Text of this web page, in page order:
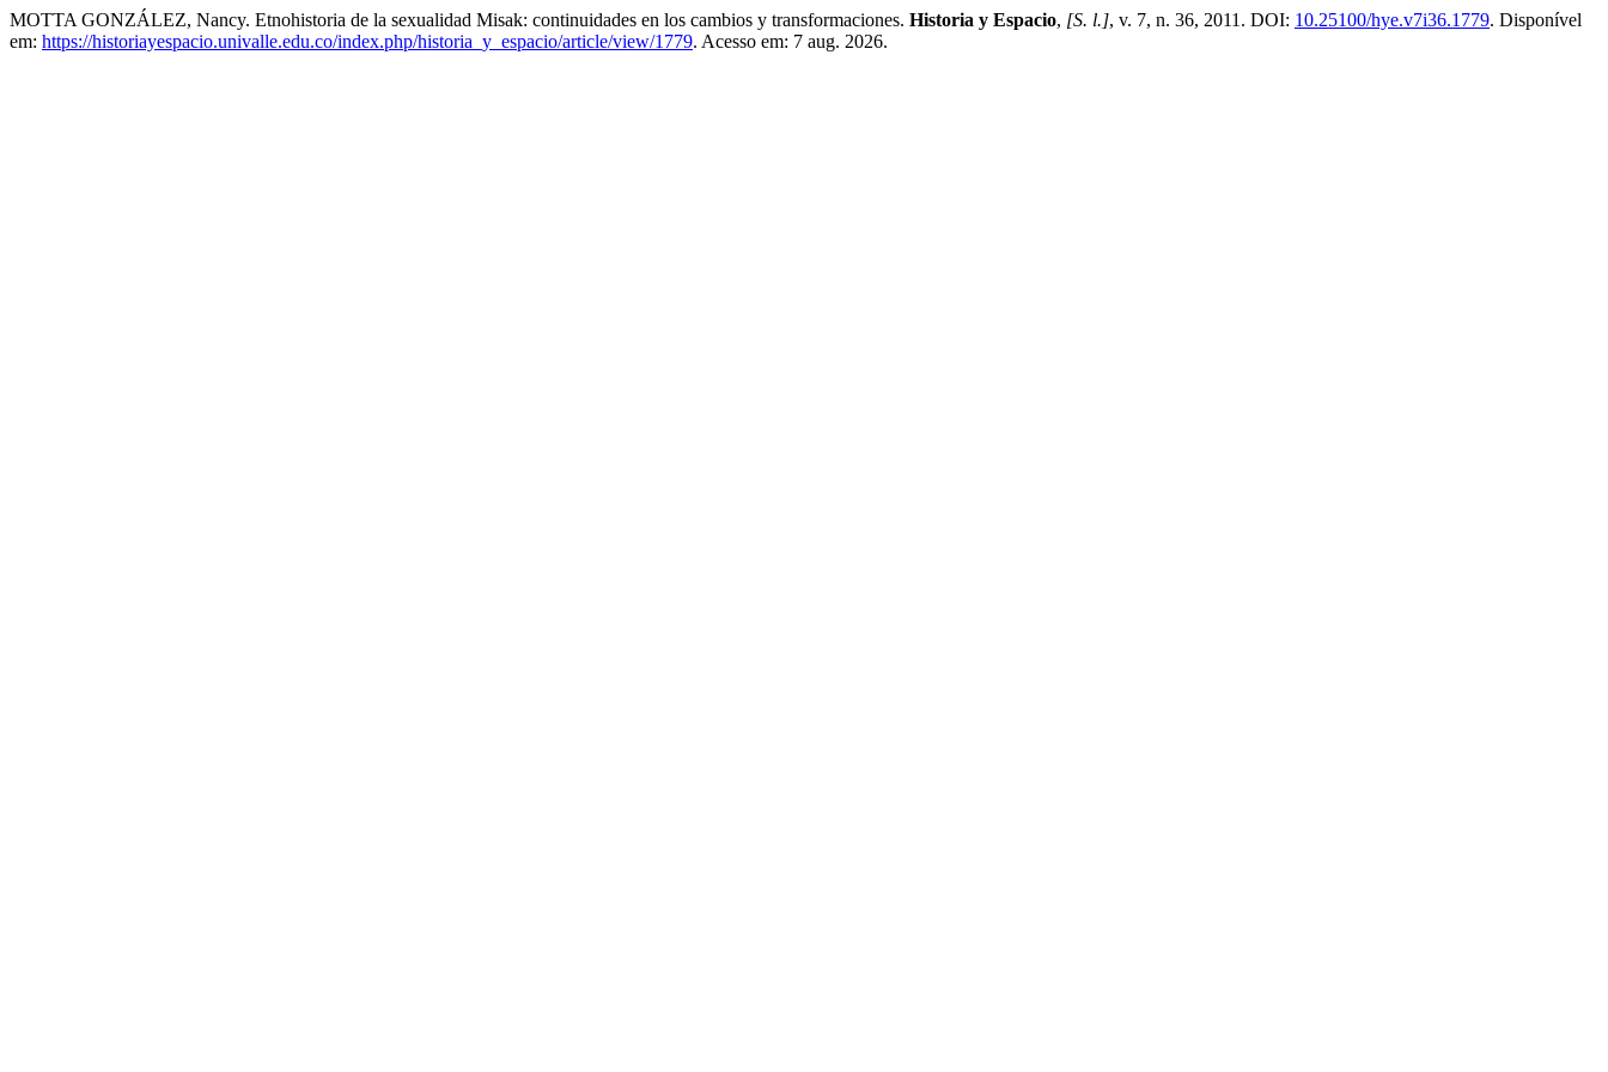
MOTTA GONZÁLEZ, Nancy. Etnohistoria de la sexualidad Misak: continuidades en los cambios y transformaciones. Historia y Espacio, [S. l.], v. 7, n. 36, 2011. DOI: 10.25100/hye.v7i36.1779. Disponível
em: https://historiayespacio.univalle.edu.co/index.php/historia_y_espacio/article/view/1779. Acesso em: 7 aug. 2026.